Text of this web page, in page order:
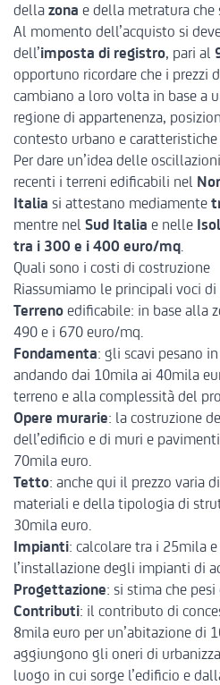
della zona e della metratura che
Al momento dell’acquisto si
dell’imposta di registro, pari al
opportuno ricordare che i prezzi
cambiano a loro volta in base a
regione di appartenenza,
contesto urbano e
Per dare un’idea delle
recenti i terreni edificabili nel
Italia si attestano mediamente
mentre nel Sud Italia e nelle
tra i 300 e i 400 euro/mq.
Quali sono i costi di costruzione
Riassumiamo le principali voci
Terreno edificabile: in base alla
490 e i 670 euro/mq.
Fondamenta: gli scavi pesano
andando dai 10mila ai 40mila
terreno e alla complessità del
Opere murarie: la costruzione
dell’edificio e di muri e
70mila euro.
Tetto: anche qui il prezzo varia
materiali e della tipologia di
30mila euro.
Impianti: calcolare tra i 25mila
l’installazione degli impianti di
Progettazione: si stima che
Contributi: il contributo di
8mila euro per un’abitazione di
aggiungono gli oneri di
luogo in cui sorge l’edificio e